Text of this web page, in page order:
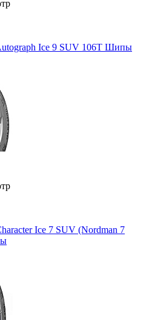
Ice 9 SUV 106T Шипы
Ice 7 SUV (Nordman 7